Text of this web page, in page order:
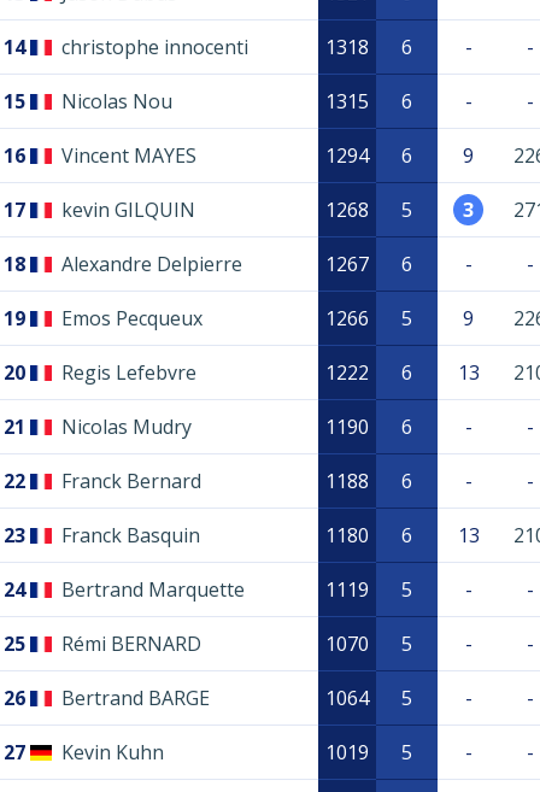
14 christophe innocenti 1318 6 - -
15 Nicolas Nou 1315 6 - -
16 Vincent MAYES 1294 6 9
17 kevin GILQUIN 1268 5 3
18 Alexandre Delpierre 1267 6 - -
19 Emos Pecqueux 1266 5 9
20 Regis Lefebvre 1222 6 13
21 Nicolas Mudry 1190 6 - -
22 Franck Bernard 1188 6 - -
23 Franck Basquin 1180 6 13
24 Bertrand Marquette 1119 5 - -
25 Rémi BERNARD 1070 5 - -
26 Bertrand BARGE 1064 5 - -
27 Kevin Kuhn 1019 5 - -